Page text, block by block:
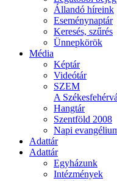
Állandó híreink
Eseménynaptár
Keresés, szűrés
Ünnepkörök
Média
Képtár
Videótár
SZEM
A
Hangtár
Szentföld 2008
Napi
Adattár
Adattár
Egyházunk
Intézmények